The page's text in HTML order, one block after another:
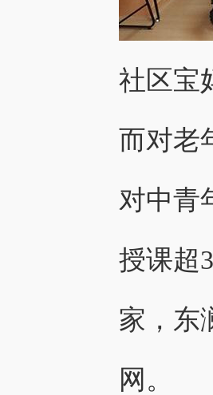
社区宝
而对老
对中青
授课超
家，东
网。